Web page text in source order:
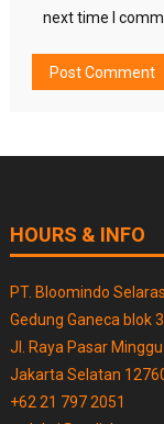
next time I
HOURS & INFO
PT. Bloomindo
Gedung Ganeca blok 3
Jl. Raya Pasar
Jakarta Selatan
+62 21 797 2051